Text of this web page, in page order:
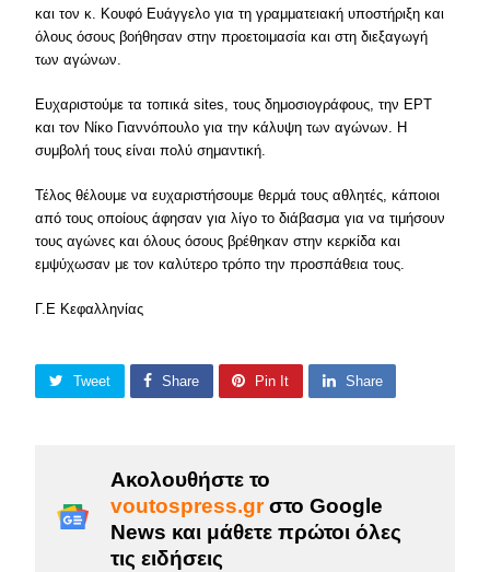
και τον κ. Κουφό Ευάγγελο για τη γραμματειακή υποστήριξη και
όλους όσους βοήθησαν στην προετοιμασία και στη διεξαγωγή
των αγώνων.
Ευχαριστούμε τα τοπικά sites, τους δημοσιογράφους, την ΕΡΤ
και τον Νίκο Γιαννόπουλο για την κάλυψη των αγώνων. Η
συμβολή τους είναι πολύ σημαντική.
Τέλος θέλουμε να ευχαριστήσουμε θερμά τους αθλητές, κάποιοι
από τους οποίους άφησαν για λίγο το διάβασμα για να τιμήσουν
τους αγώνες και όλους όσους βρέθηκαν στην κερκίδα και
εμψύχωσαν με τον καλύτερο τρόπο την προσπάθεια τους.
Γ.Ε Κεφαλληνίας
Tweet Share Pin It Share
Ακολουθήστε το
voutospress.grστο Google
News και μάθετε πρώτοι όλες
τις ειδήσεις